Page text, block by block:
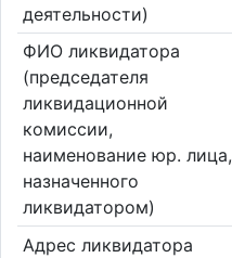
деятельности)
ФИО ликвидатора
(председателя
ликвидационной
комиссии,
наименование юр. лица,
назначенного
ликвидатором)
Адрес ликвидатора